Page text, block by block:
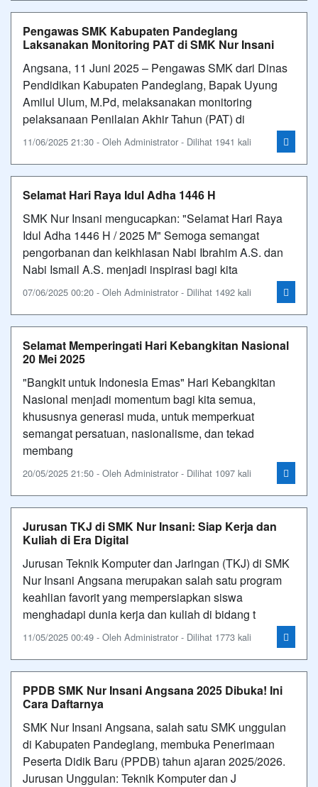
Pengawas SMK Kabupaten Pandeglang
Laksanakan Monitoring PAT di SMK Nur Insani
Angsana, 11 Juni 2025 – Pengawas SMK dari Dinas
Pendidikan Kabupaten Pandeglang, Bapak Uyung
Amilul Ulum, M.Pd, melaksanakan monitoring
pelaksanaan Penilaian Akhir Tahun (PAT) di
11/06/2025 21:30 - Oleh Administrator - Dilihat 1941 kali
Selamat Hari Raya Idul Adha 1446 H
SMK Nur Insani mengucapkan: "Selamat Hari Raya
Idul Adha 1446 H / 2025 M" Semoga semangat
pengorbanan dan keikhlasan Nabi Ibrahim A.S. dan
Nabi Ismail A.S. menjadi inspirasi bagi kita
07/06/2025 00:20 - Oleh Administrator - Dilihat 1492 kali
Selamat Memperingati Hari Kebangkitan Nasional
20 Mei 2025
"Bangkit untuk Indonesia Emas" Hari Kebangkitan
Nasional menjadi momentum bagi kita semua,
khususnya generasi muda, untuk memperkuat
semangat persatuan, nasionalisme, dan tekad
membang
20/05/2025 21:50 - Oleh Administrator - Dilihat 1097 kali
Jurusan TKJ di SMK Nur Insani: Siap Kerja dan
Kuliah di Era Digital
Jurusan Teknik Komputer dan Jaringan (TKJ) di SMK
Nur Insani Angsana merupakan salah satu program
keahlian favorit yang mempersiapkan siswa
menghadapi dunia kerja dan kuliah di bidang t
11/05/2025 00:49 - Oleh Administrator - Dilihat 1773 kali
PPDB SMK Nur Insani Angsana 2025 Dibuka! Ini
Cara Daftarnya
SMK Nur Insani Angsana, salah satu SMK unggulan
di Kabupaten Pandeglang, membuka Penerimaan
Peserta Didik Baru (PPDB) tahun ajaran 2025/2026.
Jurusan Unggulan: Teknik Komputer dan J